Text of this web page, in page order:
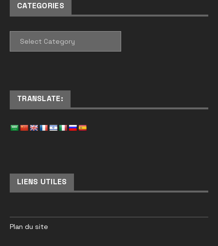
CATEGORIES
TRANSLATE:
LIENS UTILES
Plan du site